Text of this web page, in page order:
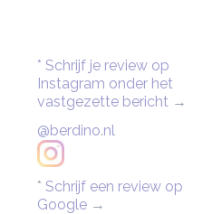
* Schrijf je review op
Instagram onder het
vastgezette bericht →
@berdino.nl
* Schrijf een review op
Google →